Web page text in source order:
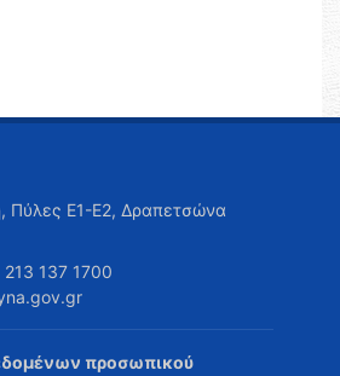
Πύλες Ε1-Ε2, Δραπετσώνα
137 1700
προσωπικού